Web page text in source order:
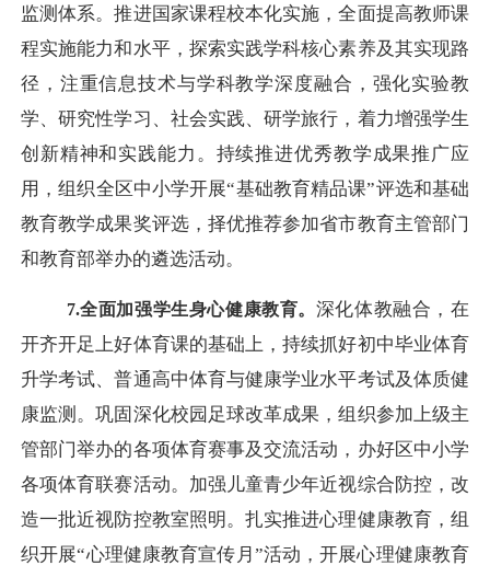
监测体系。推进国家课程校本化实施，全面提高教师课
程实施能力和水平，探索实践学科核心素养及其实现路
径，注重信息技术与学科教学深度融合，强化实验教
学、研究性学习、社会实践、研学旅行，着力增强学生
创新精神和实践能力。持续推进优秀教学成果推广应
用，组织全区中小学开展“基础教育精品课”评选和基础
教育教学成果奖评选，择优推荐参加省市教育主管部门
和教育部举办的遴选活动。
7.全面加强学生身心健康教育。 深化体教融合，在
开齐开足上好体育课的基础上，持续抓好初中毕业体育
升学考试、普通高中体育与健康学业水平考试及体质健
康监测。巩固深化校园足球改革成果，组织参加上级主
管部门举办的各项体育赛事及交流活动，办好区中小学
各项体育联赛活动。加强儿童青少年近视综合防控，改
造一批近视防控教室照明。扎实推进心理健康教育，组
织开展“心理健康教育宣传月”活动，开展心理健康教育